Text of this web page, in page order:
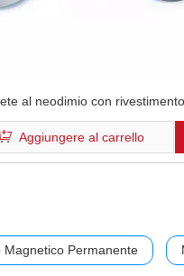
al neodimio con rivestimento
di grado N38M
temperature negli altoparlanti
Aggiungere al carrello
Magnetico Permanente